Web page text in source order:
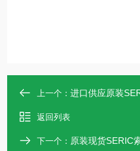
上一个： 进口供应原装SERIC
返回列表
下一个： 原装现货SERIC索莱